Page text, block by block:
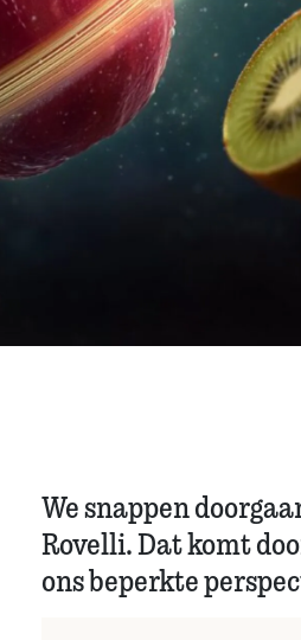
We snappen
Rovelli. Dat komt
ons beperkte